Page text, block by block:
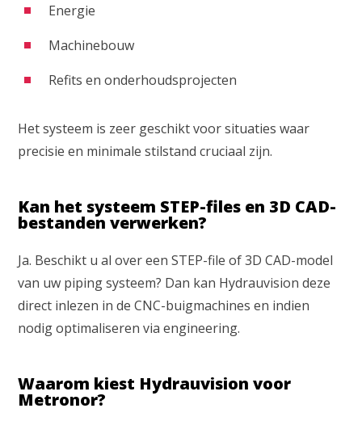
Energie
Machinebouw
Refits en onderhoudsprojecten
Het systeem is zeer geschikt voor situaties waar
precisie en minimale stilstand cruciaal zijn.
Kan het systeem STEP-files en 3D CAD-
bestanden verwerken?
Ja. Beschikt u al over een STEP-file of 3D CAD-model
van uw piping systeem? Dan kan Hydrauvision deze
direct inlezen in de CNC-buigmachines en indien
nodig optimaliseren via engineering.
Waarom kiest Hydrauvision voor
Metronor?